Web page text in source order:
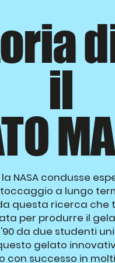
il
NASA condusse
a lungo
questa ricerca che
per produrre il
da due studenti
gelato
con successo in